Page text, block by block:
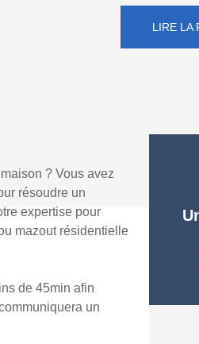
LIRE LA
? Vous avez
résoudre un
expertise pour
mazout résidentielle
de 45min afin
un